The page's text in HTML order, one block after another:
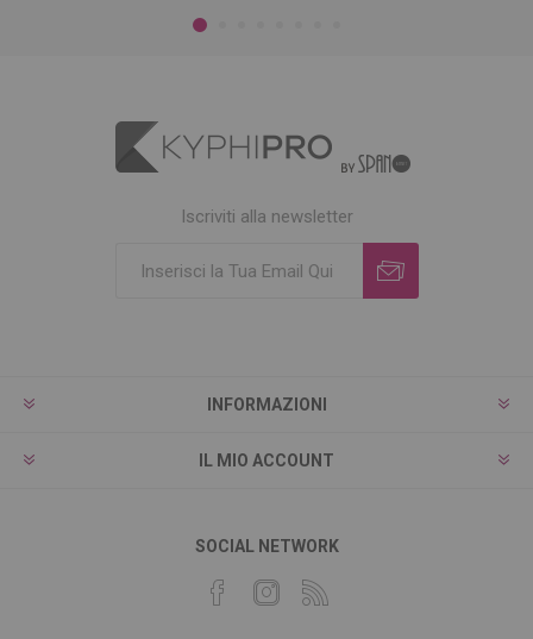
Iscriviti alla newsletter
INFORMAZIONI
IL MIO ACCOUNT
SOCIAL NETWORK